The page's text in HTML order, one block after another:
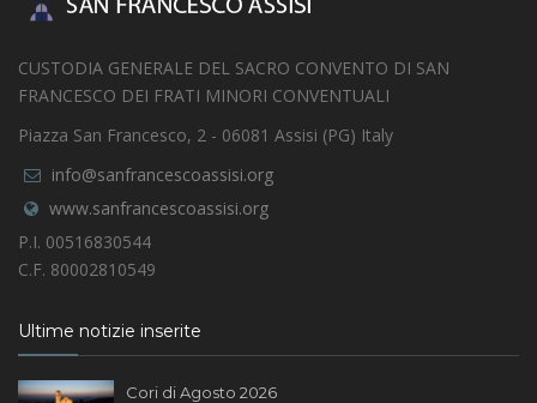
CUSTODIA GENERALE DEL SACRO CONVENTO DI SAN
FRANCESCO DEI FRATI MINORI CONVENTUALI
Piazza San Francesco, 2 - 06081 Assisi (PG) Italy
info@sanfrancescoassisi.org
www.sanfrancescoassisi.org
P.I. 00516830544
C.F. 80002810549
Ultime notizie inserite
Cori di Agosto 2026